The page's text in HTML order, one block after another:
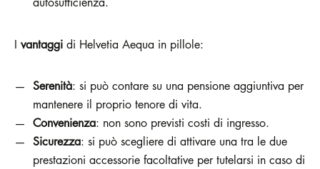
I vantaggi di Helvetia Aequa in pillole:
Serenità: si può contare su una pensione aggiuntiva per
mantenere il proprio tenore di vita.
Convenienza: non sono previsti costi di ingresso.
Sicurezza: si può scegliere di attivare una tra le due
prestazioni accessorie facoltative per tutelarsi in caso di